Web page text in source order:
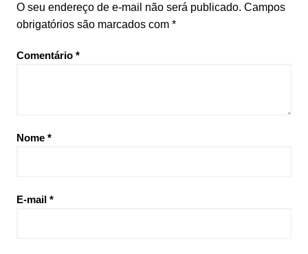
O seu endereço de e-mail não será publicado. Campos
obrigatórios são marcados com *
Comentário *
Nome *
E-mail *